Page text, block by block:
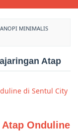
MINIMALIS
Atap
Onduline